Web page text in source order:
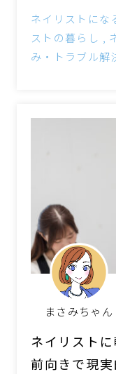
ネイリストにな
ストの暮らし
み・トラブル解
まさみちゃん
ネイリスト
前向きで現